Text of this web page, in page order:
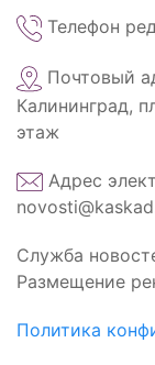
Телефон
Почтовый
Калининград,
этаж
Адрес
Служба
Размещение
Политика